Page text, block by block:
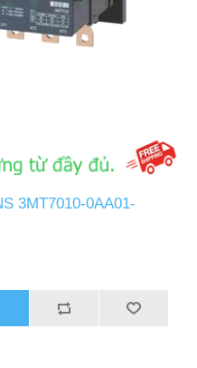
3MT7010-0AA01-